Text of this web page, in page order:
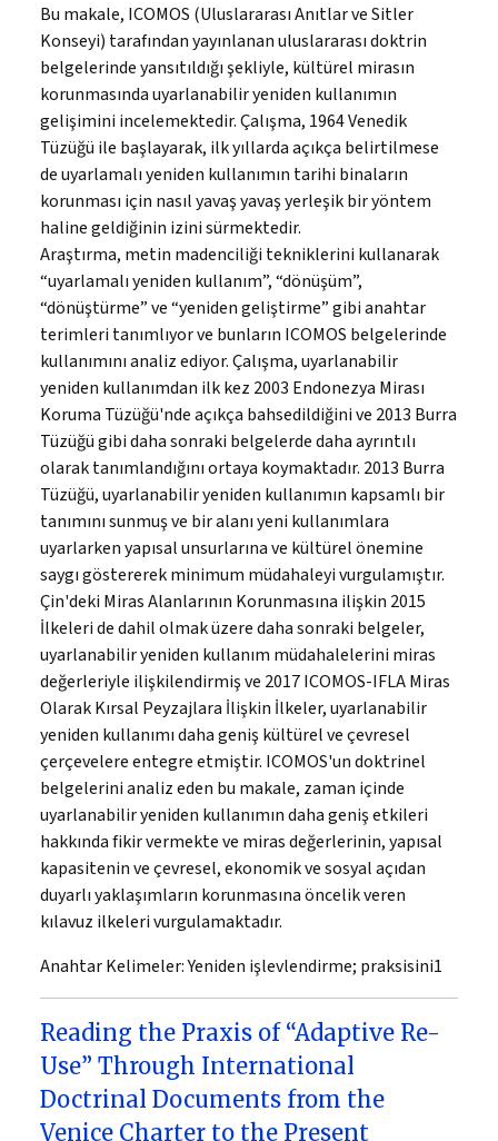
Bu makale, ICOMOS (Uluslararası Anıtlar ve Sitler
Konseyi) tarafından yayınlanan uluslararası doktrin
belgelerinde yansıtıldığı şekliyle, kültürel mirasın
korunmasında uyarlanabilir yeniden kullanımın
gelişimini incelemektedir. Çalışma, 1964 Venedik
Tüzüğü ile başlayarak, ilk yıllarda açıkça belirtilmese
de uyarlamalı yeniden kullanımın tarihi binaların
korunması için nasıl yavaş yavaş yerleşik bir yöntem
haline geldiğinin izini sürmektedir.
Araştırma, metin madenciliği tekniklerini kullanarak
“uyarlamalı yeniden kullanım”, “dönüşüm”,
“dönüştürme” ve “yeniden geliştirme” gibi anahtar
terimleri tanımlıyor ve bunların ICOMOS belgelerinde
kullanımını analiz ediyor. Çalışma, uyarlanabilir
yeniden kullanımdan ilk kez 2003 Endonezya Mirası
Koruma Tüzüğü'nde açıkça bahsedildiğini ve 2013 Burra
Tüzüğü gibi daha sonraki belgelerde daha ayrıntılı
olarak tanımlandığını ortaya koymaktadır. 2013 Burra
Tüzüğü, uyarlanabilir yeniden kullanımın kapsamlı bir
tanımını sunmuş ve bir alanı yeni kullanımlara
uyarlarken yapısal unsurlarına ve kültürel önemine
saygı göstererek minimum müdahaleyi vurgulamıştır.
Çin'deki Miras Alanlarının Korunmasına ilişkin 2015
İlkeleri de dahil olmak üzere daha sonraki belgeler,
uyarlanabilir yeniden kullanım müdahalelerini miras
değerleriyle ilişkilendirmiş ve 2017 ICOMOS-IFLA Miras
Olarak Kırsal Peyzajlara İlişkin İlkeler, uyarlanabilir
yeniden kullanımı daha geniş kültürel ve çevresel
çerçevelere entegre etmiştir. ICOMOS'un doktrinel
belgelerini analiz eden bu makale, zaman içinde
uyarlanabilir yeniden kullanımın daha geniş etkileri
hakkında fikir vermekte ve miras değerlerinin, yapısal
kapasitenin ve çevresel, ekonomik ve sosyal açıdan
duyarlı yaklaşımların korunmasına öncelik veren
kılavuz ilkeleri vurgulamaktadır.
Anahtar Kelimeler:Yeniden işlevlendirme; praksisini1
Reading the Praxis of “Adaptive Re-
Use” Through International
Doctrinal Documents from the
Venice Charter to the Present